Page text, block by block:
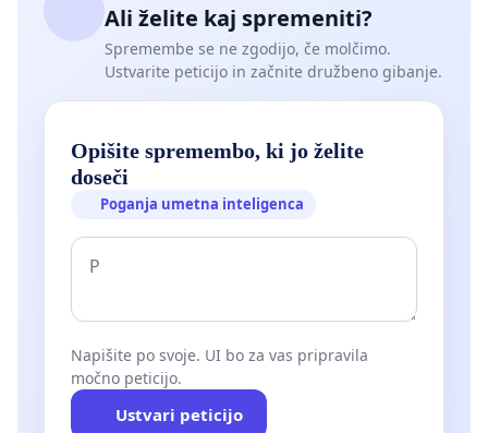
Ali želite kaj spremeniti?
Spremembe se ne zgodijo, če molčimo.
Ustvarite peticijo in začnite družbeno gibanje.
Opišite spremembo, ki jo želite
doseči
Poganja umetna inteligenca
Napišite po svoje. UI bo za vas pripravila
močno peticijo.
Ustvari peticijo